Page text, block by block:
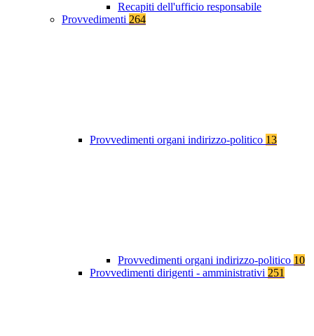
Recapiti dell'ufficio responsabile
Provvedimenti 264
Provvedimenti organi indirizzo-politico 13
Provvedimenti organi indirizzo-politico 10
Provvedimenti dirigenti - amministrativi 251